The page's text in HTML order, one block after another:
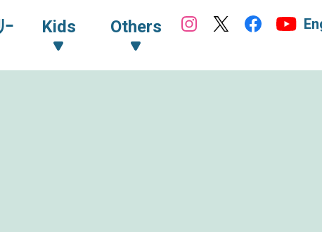
ｰ Kids Others